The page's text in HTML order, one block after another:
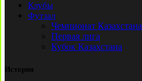
Клубы
Футзал
Чемпионат Казахстана
Первая лига
Кубок Казахстана
История